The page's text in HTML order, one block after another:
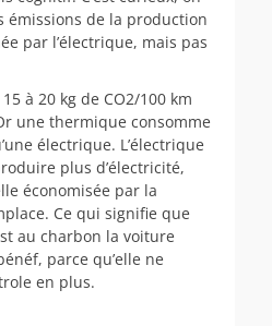
émissions de la production
par l’électrique, mais pas
à 20 kg de CO2/100 km
Or une thermique consomme
électrique. L’électrique
plus d’électricité,
économisée par la
Ce qui signifie que
au charbon la voiture
parce qu’elle ne
en plus.